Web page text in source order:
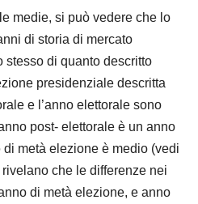
medie, si può vedere che lo
di storia di mercato
stesso di quanto descritto
presidenziale descritta
e l’anno elettorale sono
post- elettorale è un anno
metà elezione è medio (vedi
che le differenze nei
di metà elezione, e anno